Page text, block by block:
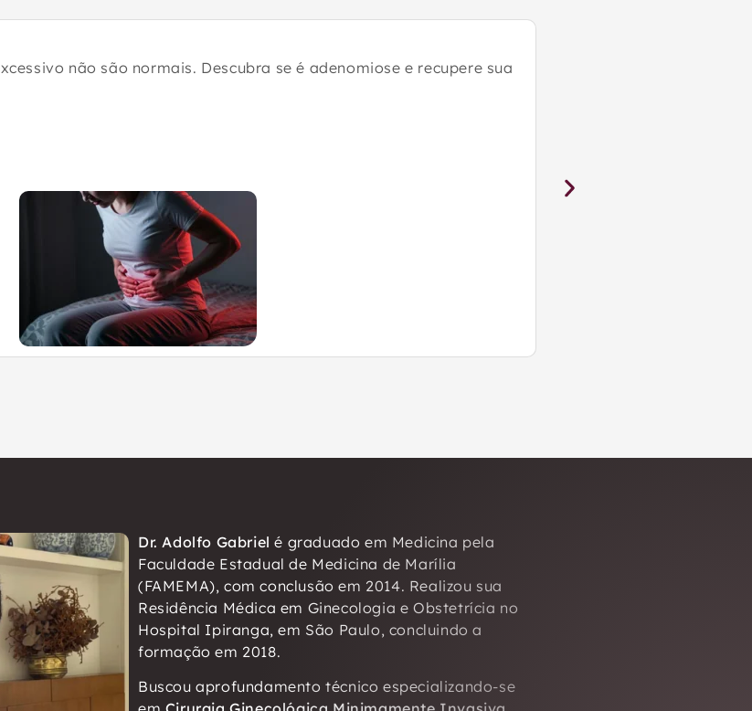
não são normais. Descubra se é adenomiose e recupere sua
Dr. Adolfo Gabriel é graduado em Medicina pela
Faculdade Estadual de Medicina de Marília
(FAMEMA), com conclusão em 2014. Realizou sua
Residência Médica em Ginecologia e Obstetrícia no
Hospital Ipiranga, em São Paulo, concluindo a
formação em 2018.
Buscou aprofundamento técnico especializando-se